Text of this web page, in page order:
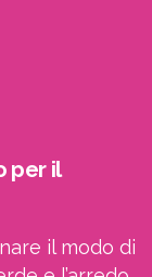
per il
il modo di